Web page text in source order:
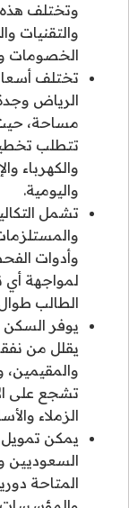
وتختلف هذه
الخصومات
تختلف
الرياض وجدة
مساحة، حيث
تتطلب
والكهرباء
واليومية.
تشمل
وأدوات
لمواجهة
الطالب
يوفر
يقلل من
والمقيمين،
تشجع على
الزملاء
يمكن
السعوديين
المتاحة